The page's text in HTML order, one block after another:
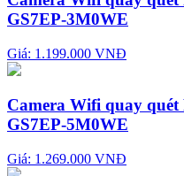
GS7EP-3M0WE
Giá: 1.199.000 VNĐ
Camera Wifi quay
GS7EP-5M0WE
Giá: 1.269.000 VNĐ